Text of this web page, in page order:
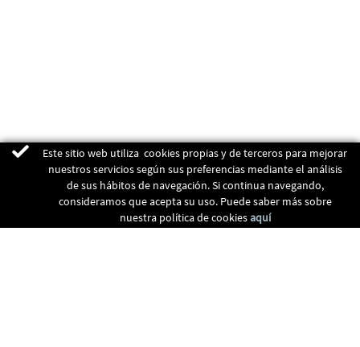
Este sitio web utiliza cookies propias y de terceros para mejorar
nuestros servicios según sus preferencias mediante el análisis
de sus hábitos de navegación. Si continua navegando,
consideramos que acepta su uso. Puede saber más sobre
nuestra política de cookies aquí